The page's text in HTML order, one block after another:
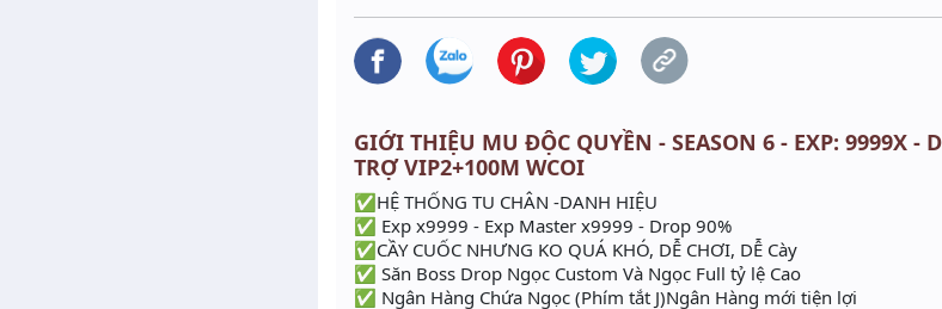
GIỚI THIỆU MU ĐỘC QUYỀN - SEASON 6 - EXP: 9999X -
TRỢ VIP2+100M WCOI
✅HỆ THỐNG TU CHÂN -DANH HIỆU
✅ Exp x9999 - Exp Master x9999 - Drop 90%
✅CẦY CUỐC NHƯNG KO QUÁ KHÓ, DỄ CHƠI, DỄ Cày
✅ Săn Boss Drop Ngọc Custom Và Ngọc Full tỷ lệ Cao
✅ Ngân Hàng Chứa Ngọc (Phím tắt J)Ngân Hàng mới tiện lợi